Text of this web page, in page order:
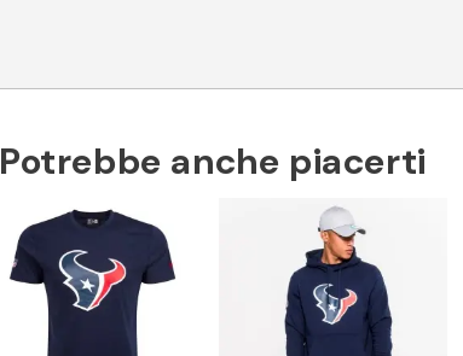
Potrebbe anche piacerti